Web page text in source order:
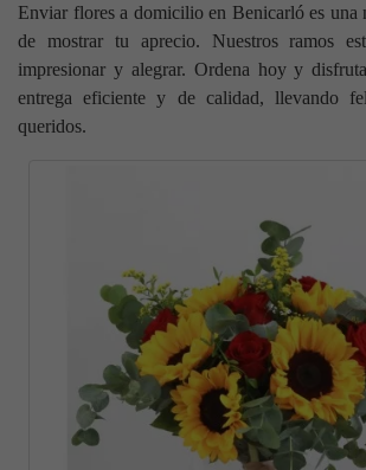
Enviar flores a domicilio en Benicarló es una
de mostrar tu aprecio. Nuestros ramos
impresionar y alegrar. Ordena hoy y
entrega eficiente y de calidad, llevando
queridos.